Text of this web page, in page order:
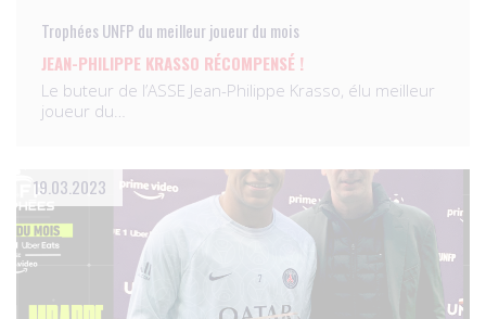
Trophées UNFP du meilleur joueur du mois
JEAN-PHILIPPE KRASSO RÉCOMPENSÉ !
Le buteur de l’ASSE Jean-Philippe Krasso, élu meilleur
joueur du…
19.03.2023